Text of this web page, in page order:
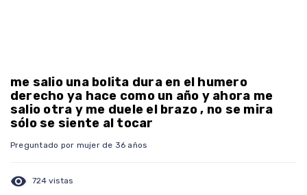
me salio una bolita dura en el humero
derecho ya hace como un año y ahora me
salio otra y me duele el brazo , no se mira
sólo se siente al tocar
Preguntado por mujer de 36 años
visibility 724 vistas